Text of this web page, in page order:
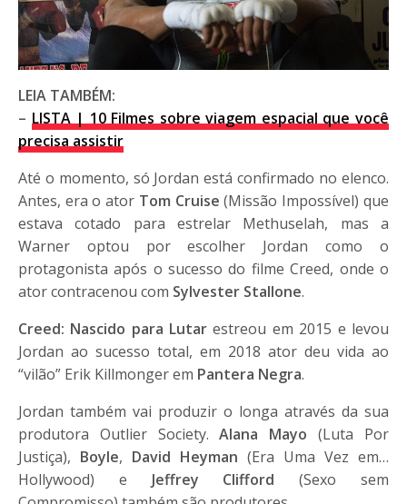
LEIA TAMBÉM:
– LISTA | 10 Filmes sobre viagem espacial que você
precisa assistir
Até o momento, só Jordan está confirmado no elenco.
Antes, era o ator Tom Cruise (Missão Impossível) que
estava cotado para estrelar Methuselah, mas a
Warner optou por escolher Jordan como o
protagonista após o sucesso do filme Creed, onde o
ator contracenou com Sylvester Stallone.
Creed: Nascido para Lutar estreou em 2015 e levou
Jordan ao sucesso total, em 2018 ator deu vida ao
“vilão” Erik Killmonger em Pantera Negra.
Jordan também vai produzir o longa através da sua
produtora Outlier Society.Alana Mayo (Luta Por
Justiça), Boyle, David Heyman (Era Uma Vez em…
Hollywood) e Jeffrey Clifford (Sexo sem